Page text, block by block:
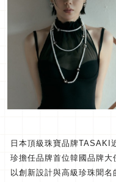
日本頂級珠寶品牌TASAKI
珍擔任品牌首位韓國品牌大
以創新設計與高級珍珠聞名